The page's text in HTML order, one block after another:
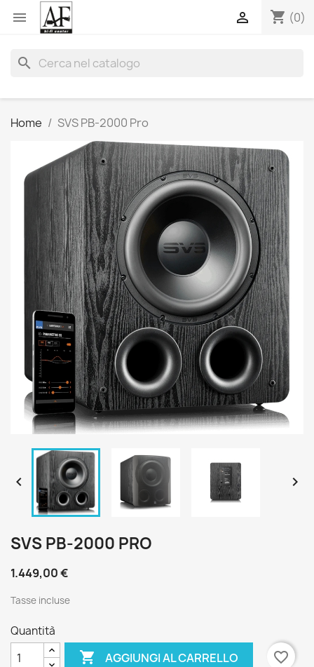
 shopping_cart (0)

search
Home SVS PB-2000 Pro
 
SVS PB-2000 PRO
1.449,00 €
Tasse incluse
Quantità
 AGGIUNGI AL CARRELLO favorite_border